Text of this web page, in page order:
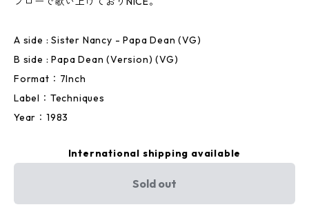
A side : Sister Nancy - Papa Dean (VG)
B side : Papa Dean (Version) (VG)
Format：7Inch
Label：Techniques
Year：1983
International shipping available
Sold out